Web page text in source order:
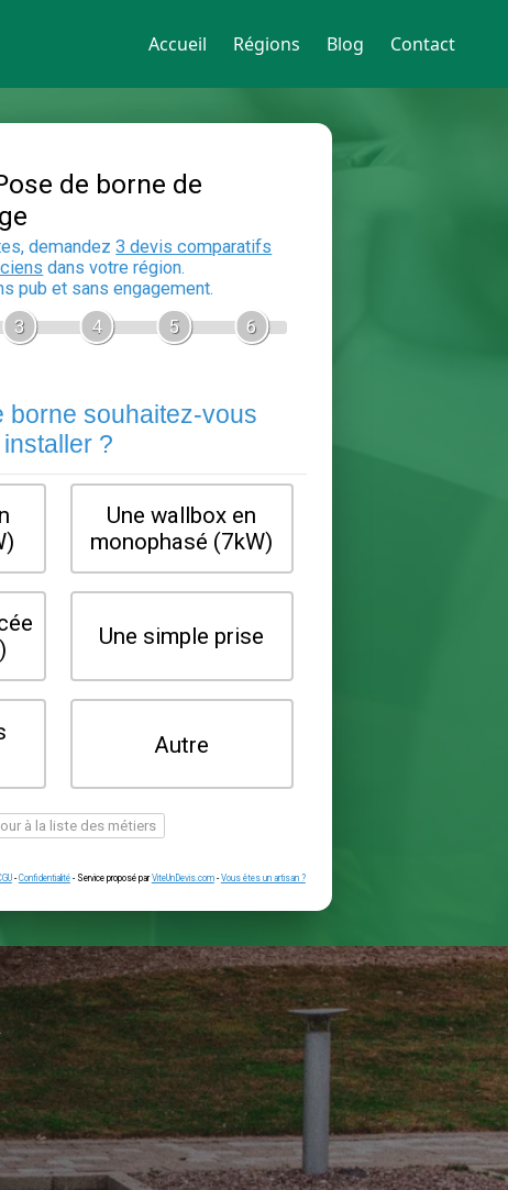
Accueil Régions Blog Contact
recharge
En 5 minutes, demandez
auxelectriciensdans votre région.
Gratuit, sans pub et sans engagement.
Quel type de borne souhaitez-
installer ?
Une wallbox en
Une prise renforcée
(type greenup)
Je ne sais pas
Retour à la liste des métiers
Confidentialité - Service proposé par ViteUnDevis.com-